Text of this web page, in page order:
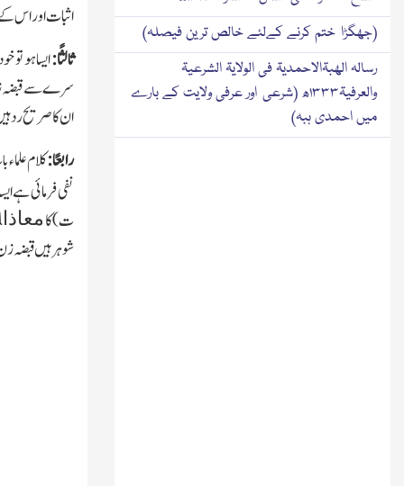
اثبات اورا س
ثالثًا:ایسا ہو
سرے سے قبضہ
ان کا صریح رد
رابعًا:کلام
نفی فرمائی ہے
ت)کا
شوہر ہیں قبضہ
(جھگڑا ختم کرنے کےلئے خالص ترین فیصلہ)
رسالہ الھبۃالاحمدیۃ فی الولایۃ الشرعیۃ
والعرفیۃ۱۳۳۳ھ (شرعی اور عرفی ولایت کے بارے
میں احمدی ہبہ)